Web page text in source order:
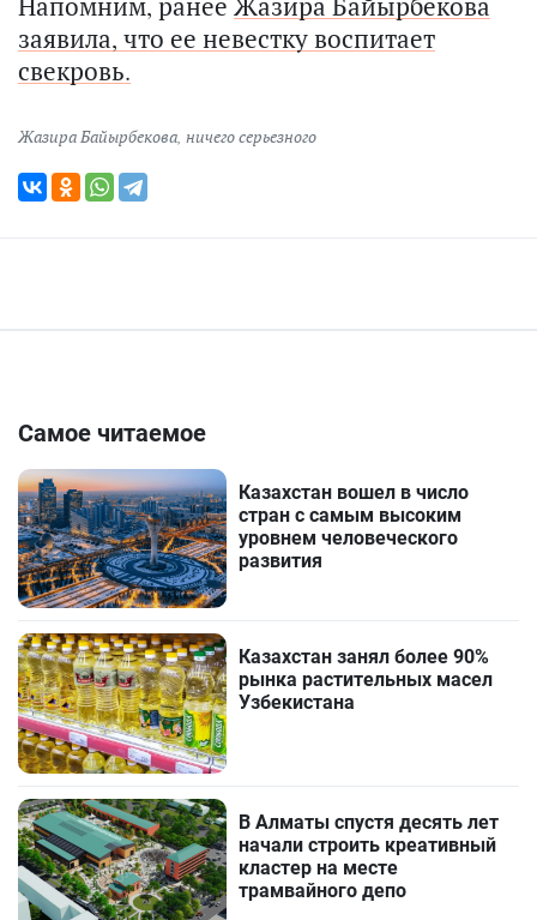
заявила, что ее невестку воспитает
свекровь.
Жазира Байырбекова, ничего серьезного
Самое читаемое
Казахстан вошел в число
стран с самым высоким
уровнем человеческого
развития
Казахстан занял более 90%
рынка растительных масел
Узбекистана
В Алматы спустя десять лет
начали строить креативный
кластер на месте
трамвайного депо